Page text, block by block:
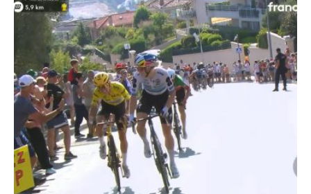
n
u
t
e
s
a
g
o